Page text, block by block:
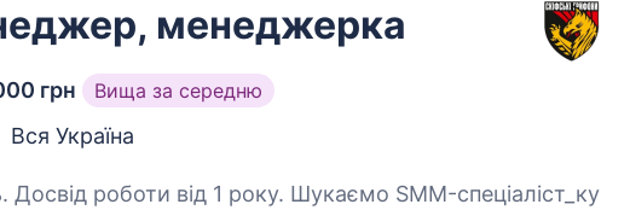
менеджерка
грн Вища за середню
Вся Україна
від 1 року. Шукаємо SMM-спеціаліст_ку